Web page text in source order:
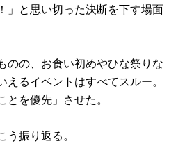
」と思い切った決断を下す場面
のの、お食い初めやひな祭りな
えるイベントはすべてスルー。
とを優先」させた。
う振り返る。